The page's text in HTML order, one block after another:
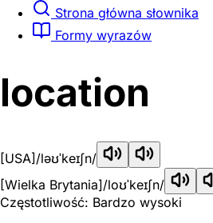
Strona główna słownika
Formy wyrazów
location
[USA] /ləʊˈkeɪʃn/
[Wielka Brytania]/loʊˈkeɪʃn/
Częstotliwość: Bardzo wysoki